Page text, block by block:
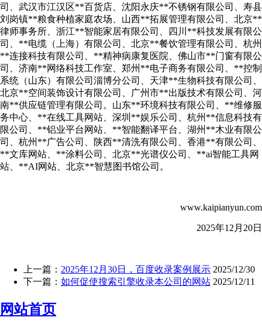
司、武汉市江汉区**百货店、沈阳永庆**不锈钢有限公司、寿县
刘岗镇**粮食种植家庭农场、山西**拓展管理有限公司、北京**
律师事务所、浙江**智能家居有限公司、四川**科技发展有限公
司、**电缆（上海）有限公司、北京**餐饮管理有限公司、杭州
**连接科技有限公司、**精神病康复医院、佛山市**门窗有限公
司、济南**网络科技工作室、郑州**电子商务有限公司、**控制
系统（山东）有限公司淄博分公司、天津**生物科技有限公司、
北京**空间装饰设计有限公司、广州市**出版技术有限公司、河
南**供应链管理有限公司。山东**环境科技有限公司、**维修服
务中心、**在线工具网站、深圳**娱乐公司、杭州**信息科技有
限公司、**铝业平台网站、**智能翻译平台、湖州**木业有限公
司、杭州**广告公司、陕西**清洗有限公司、香港**有限公司、
**文库网站、**涂料公司、北京**光谱仪公司、**ai智能工具网
站、**AI网站、北京**智慧图书馆公司。
www.kaipianyun.com
2025年12月20日
上一篇： 2025年12月30日，百度收录案例展示 2025/12/30
下一篇： 如何促使搜索引擎收录本公司的网站 2025/12/11
网站首页